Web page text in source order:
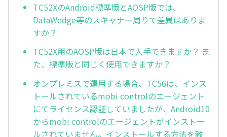
TC52XのAndroid標準版とAOSP版では、
DataWedge等のスキャナー周りで差異はありま
すか？
TC52X用のAOSP版は日本で入手できますか？ ま
た、標準版と同じく使用できますか？
オンプレミスで運用する場合、TC56は、インス
トールされているmobi controlのエージェント
にてライセンス認証していましたが、Android10
からmobi controlのエージェントがインストー
ルされていません。インストールする方法を教